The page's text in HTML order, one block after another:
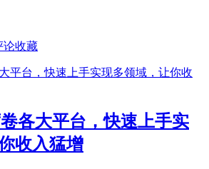
论收藏
卷各大平台，快速上手实
收入猛增